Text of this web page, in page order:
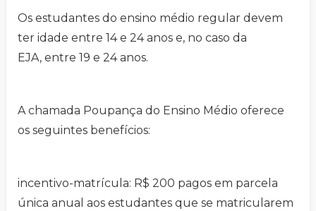
Os estudantes do ensino médio regular devem
ter idade entre 14 e 24 anos e, no caso da
EJA, entre 19 e 24 anos.
A chamada Poupança do Ensino Médio oferece
os seguintes benefícios:
incentivo-matrícula: R$ 200 pagos em parcela
única anual aos estudantes que se matricularem